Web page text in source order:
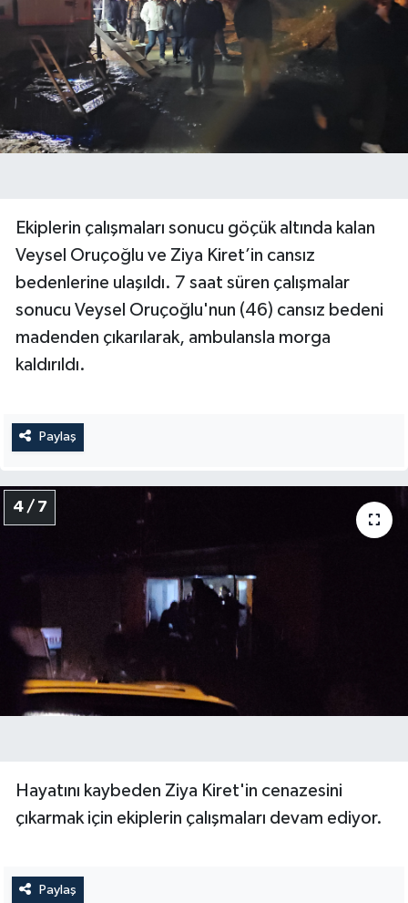
Ekiplerin çalışmaları sonucu göçük altında kalan
Veysel Oruçoğlu ve Ziya Kiret’in cansız
bedenlerine ulaşıldı. 7 saat süren çalışmalar
sonucu Veysel Oruçoğlu'nun (46) cansız bedeni
madenden çıkarılarak, ambulansla morga
kaldırıldı.
Paylaş
4 / 7
Hayatını kaybeden Ziya Kiret'in cenazesini
çıkarmak için ekiplerin çalışmaları devam ediyor.
Paylaş